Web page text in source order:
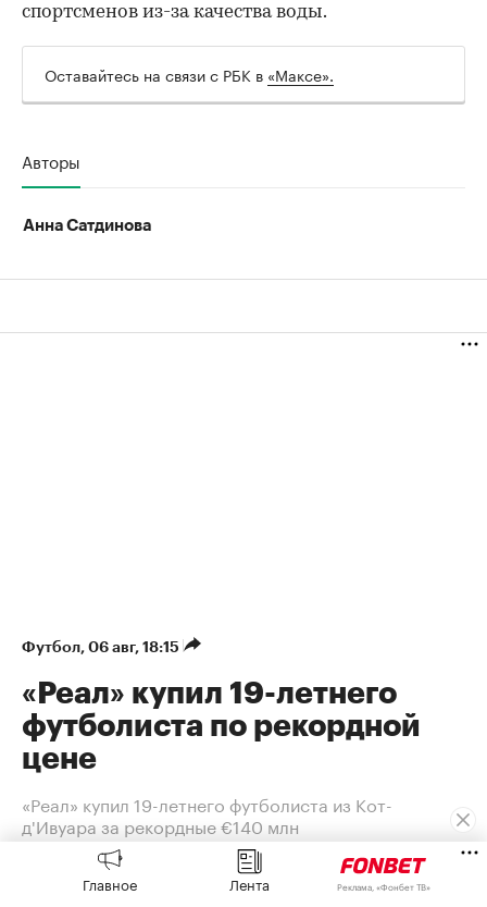
спортсменов из-за качества воды.
Оставайтесь на связи с РБК в «Максе».
Авторы
Анна Сатдинова
Футбол 06 авг, 18:15
«Реал» купил 19-летнего
футболиста по рекордной
цене
«Реал» купил 19-летнего футболиста из Кот-
д'Ивуара за рекордные €140 млн
Сумма трансфера — €125 млн и еще €15
млн бонусов. Соглашение с 19-летним
Главное Лента Реклама, «Фонбет ТВ»